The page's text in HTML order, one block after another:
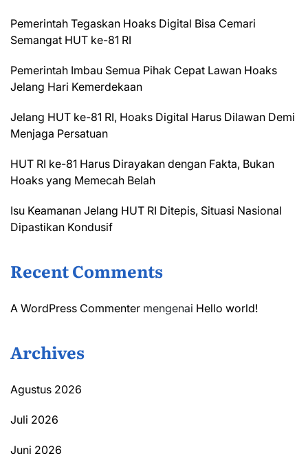
Pemerintah Tegaskan Hoaks Digital Bisa Cemari
Semangat HUT ke-81 RI
Pemerintah Imbau Semua Pihak Cepat Lawan Hoaks
Jelang Hari Kemerdekaan
Jelang HUT ke-81 RI, Hoaks Digital Harus Dilawan Demi
Menjaga Persatuan
HUT RI ke-81 Harus Dirayakan dengan Fakta, Bukan
Hoaks yang Memecah Belah
Isu Keamanan Jelang HUT RI Ditepis, Situasi Nasional
Dipastikan Kondusif
Recent Comments
A WordPress Commenter mengenai Hello world!
Archives
Agustus 2026
Juli 2026
Juni 2026